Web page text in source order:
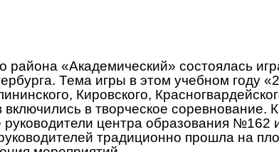
«Академический» состоялась
Тема игры в этом учебном году
Кировского,
в творческое соревнование.
руководители центра образования
традиционно прошла на